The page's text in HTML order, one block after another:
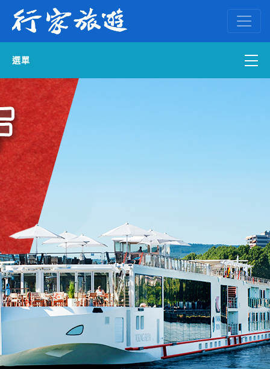
選單
國內外訂房
自組一團
中南部出發
國內旅遊
ENGLISH WEB